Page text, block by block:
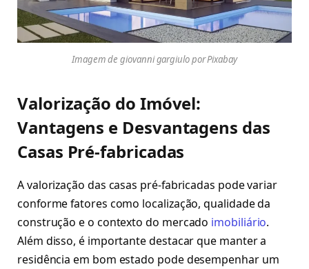
Imagem de giovanni gargiulo por Pixabay
Valorização do Imóvel:
Vantagens e Desvantagens das
Casas Pré-fabricadas
A valorização das casas pré-fabricadas pode variar
conforme fatores como localização, qualidade da
construção e o contexto do mercado imobiliário.
Além disso, é importante destacar que manter a
residência em bom estado pode desempenhar um